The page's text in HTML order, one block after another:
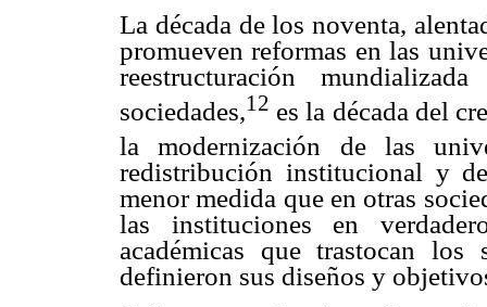
La década de los noventa,
promueven reformas en las
reestructuración
sociedades,12 es la década del
la modernización de las
redistribución institucional y
menor medida que en otras
las instituciones en
académicas que trastocan
definieron sus diseños y